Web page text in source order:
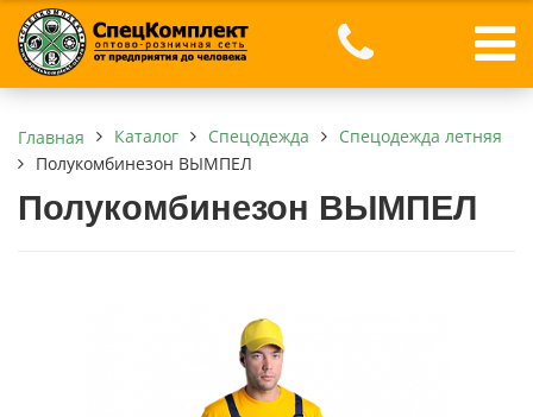
Главная Каталог Спецодежда
Спецодежда летняя
Полукомбинезон ВЫМПЕЛ
Полукомбинезон ВЫМПЕЛ